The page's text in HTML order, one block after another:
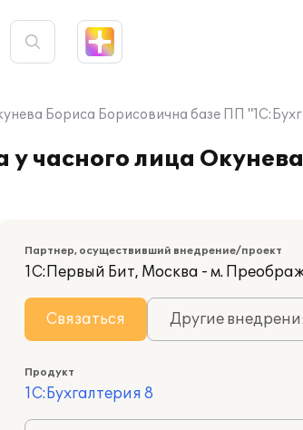
Бориса Борисовична базе ПП
у часного лица
Партнер, осуществивший внедрение/проект
1С:Первый Бит, Москва - м.
Связаться Другие
Продукт
1С:Бухгалтерия 8